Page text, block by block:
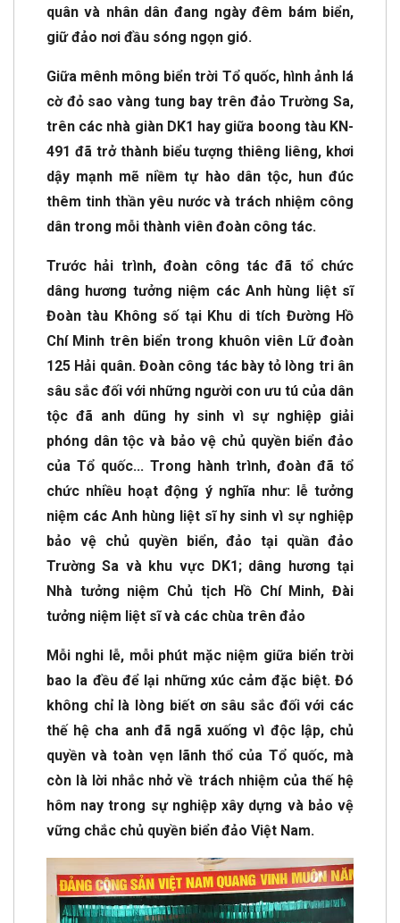
quân và nhân dân đang ngày đêm bám biển,
giữ đảo nơi đầu sóng ngọn gió.
Giữa mênh mông biển trời Tổ quốc, hình ảnh lá
cờ đỏ sao vàng tung bay trên đảo Trường Sa,
trên các nhà giàn DK1 hay giữa boong tàu KN-
491 đã trở thành biểu tượng thiêng liêng, khơi
dậy mạnh mẽ niềm tự hào dân tộc, hun đúc
thêm tinh thần yêu nước và trách nhiệm công
dân trong mỗi thành viên đoàn công tác.
Trước hải trình, đoàn công tác đã tổ chức
dâng hương tưởng niệm các Anh hùng liệt sĩ
Đoàn tàu Không số tại Khu di tích Đường Hồ
Chí Minh trên biển trong khuôn viên Lữ đoàn
125 Hải quân. Đoàn công tác bày tỏ lòng tri ân
sâu sắc đối với những người con ưu tú của dân
tộc đã anh dũng hy sinh vì sự nghiệp giải
phóng dân tộc và bảo vệ chủ quyền biển đảo
của Tổ quốc... Trong hành trình, đoàn đã tổ
chức nhiều hoạt động ý nghĩa như: lễ tưởng
niệm các Anh hùng liệt sĩ hy sinh vì sự nghiệp
bảo vệ chủ quyền biển, đảo tại quần đảo
Trường Sa và khu vực DK1; dâng hương tại
Nhà tưởng niệm Chủ tịch Hồ Chí Minh, Đài
tưởng niệm liệt sĩ và các chùa trên đảo
Mỗi nghi lễ, mỗi phút mặc niệm giữa biển trời
bao la đều để lại những xúc cảm đặc biệt. Đó
không chỉ là lòng biết ơn sâu sắc đối với các
thế hệ cha anh đã ngã xuống vì độc lập, chủ
quyền và toàn vẹn lãnh thổ của Tổ quốc, mà
còn là lời nhắc nhở về trách nhiệm của thế hệ
hôm nay trong sự nghiệp xây dựng và bảo vệ
vững chắc chủ quyền biển đảo Việt Nam.